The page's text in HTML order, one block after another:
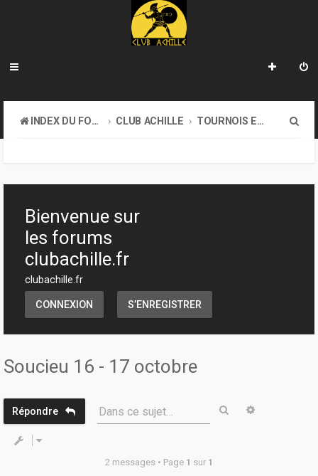
INDEX DU FORUM CLUB ACHILLE TOURNOIS ET EVENEMENTS
h
Bienvenue sur
les forums
clubachille.fr
clubachille.fr
CONNEXION S’ENREGISTRER
Soucieu 16 - 17 octobre
Répondre Dans ce sujet… Rechercher
2 messages • Page 1 sur 1